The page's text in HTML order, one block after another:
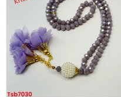
%46 İndirim